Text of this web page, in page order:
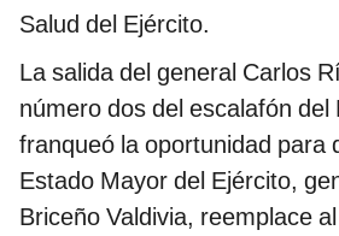
Salud del Ejército.
La salida del general Carlos
número dos del escalafón del
franqueó la oportunidad para
Estado Mayor del Ejército,
Briceño Valdivia, reemplace